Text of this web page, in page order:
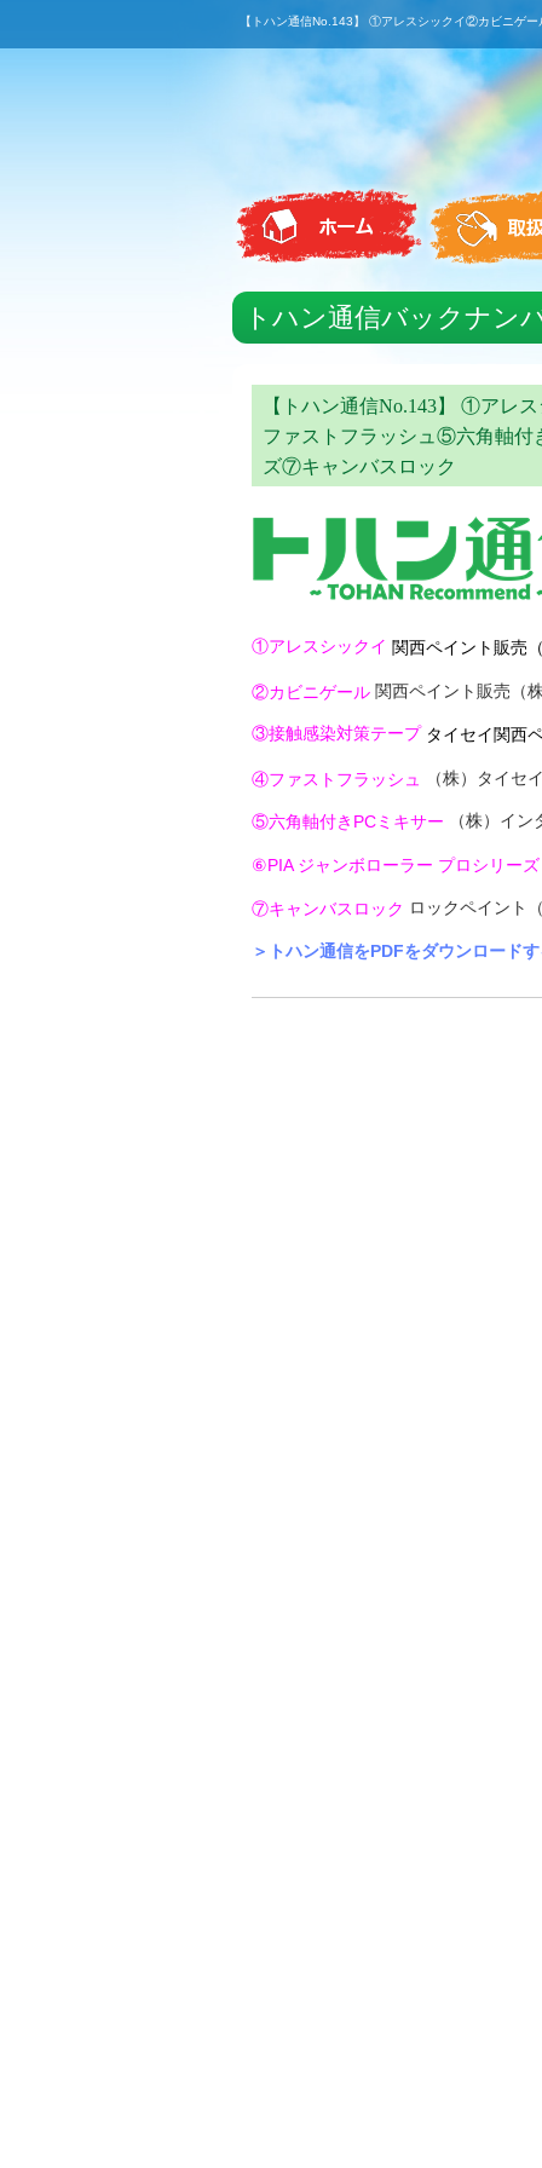
【トハン通信No.143】 ①アレスシックイ②カビニゲ
トハン通信バックナン
【トハン通信No.143】 ①ア
ファストフラッシュ⑤六角軸付
ズ⑦キャンバスロック
①アレスシックイ 関西ペイント販売
②カビニゲール 関西ペイント販売（
③接触感染対策テープ タイセイ関西
④ファストフラッシュ （株）タイセ
⑤六角軸付きPCミキサー （株）イ
⑥PIA ジャンボローラー プロシリーズ
⑦キャンバスロック ロックペイント
＞トハン通信をPDFをダウンロード